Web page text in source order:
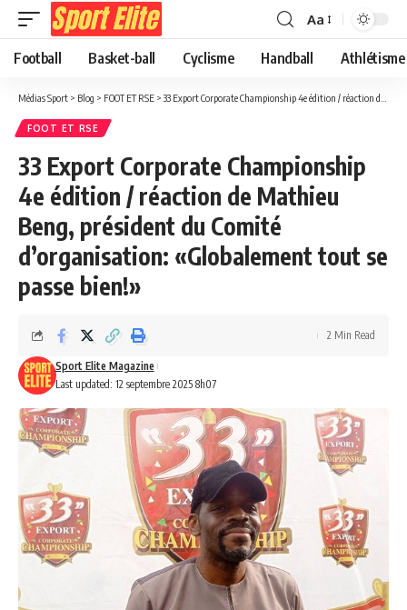
Aa
Football Basket-ball Cyclisme Handball Athlétisme
Médias Sport > Blog > FOOT ET RSE > 33 Export Corporate Championship 4e édition / réaction de Mathieu Beng, président du Comité d’organisation: «Globalement tout se passe bien!»
FOOT ET RSE
33 Export Corporate Championship
4e édition / réaction de Mathieu
Beng, président du Comité
d’organisation: «Globalement tout se
passe bien!»
Last updated: 12 septembre 2025 8h07
Sport Elite Magazine
2 Min Read